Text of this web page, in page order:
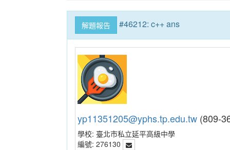
解題報告 #46212: c++ ans
yp11351205@yphs.tp.edu.tw (809-
學校: 臺北市私立延平高級中學
編號: 276130